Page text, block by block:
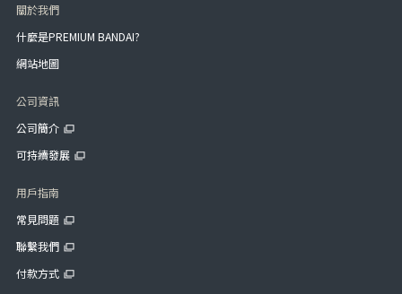
關於我們
什麼是PREMIUM BANDAI?
網站地圖
公司資訊
公司簡介
可持續發展
用戶指南
常見問題
聯繫我們
付款方式